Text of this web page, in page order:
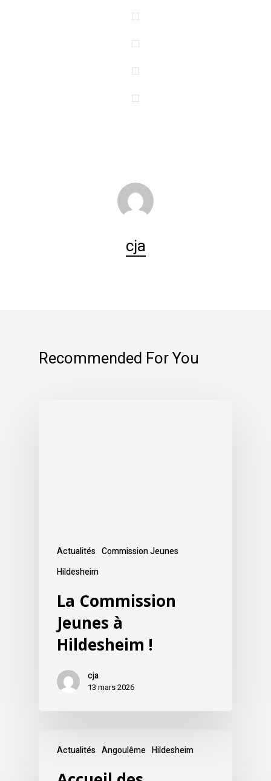
cja
Recommended For You
Actualités Commission Jeunes
Hildesheim
La Commission
Jeunes à
Hildesheim !
cja
13 mars 2026
Actualités Angoulême Hildesheim